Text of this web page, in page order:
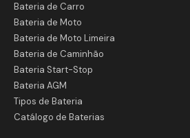
Bateria de Carro
Bateria de Moto
Bateria de Moto Limeira
Bateria de Caminhão
Bateria Start-Stop
Bateria AGM
Tipos de Bateria
Catálogo de Baterias